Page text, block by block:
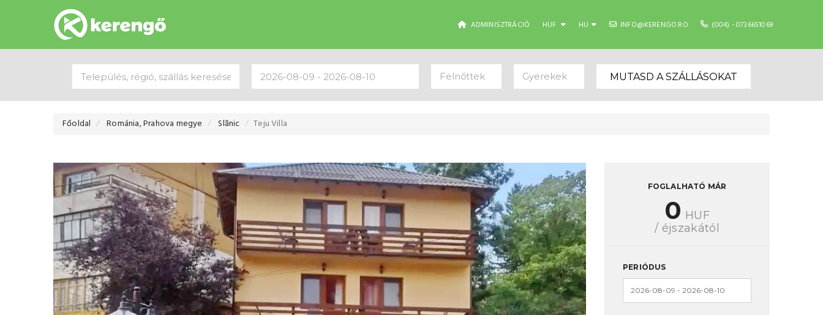
ADMINISZTRÁCIÓ HUF HU INFO@KERENGO.RO (004) - 0736651069
Felnőttek Gyerekek MUTASD A SZÁLLÁSOKAT
Főoldal Románia, Prahova megye Slănic Teju Villa
FOGLALHATÓ MÁR
0 HUF
/ éjszakától
PERIÓDUS